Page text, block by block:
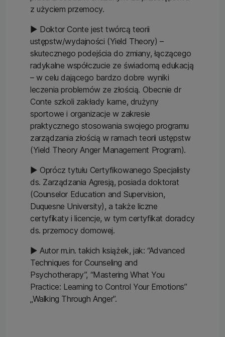
z użyciem przemocy.
▶ Doktor Conte jest twórcą teorii
ustępstw/wydajności (Yield Theory) –
skutecznego podejścia do zmiany, łączącego
radykalne współczucie ze świadomą edukacją
– w celu dającego bardzo dobre wyniki
leczenia problemów ze złością. Obecnie dr
Conte szkoli zakłady karne, drużyny
sportowe i organizacje w zakresie
praktycznego stosowania swojego programu
zarządzania złością w ramach teorii ustępstw
(Yield Theory Anger Management Program).
▶ Oprócz tytułu Certyfikowanego Specjalisty
ds. Zarządzania Agresją, posiada doktorat
(Counselor Education and Supervision,
Duquesne University), a także liczne
certyfikaty i licencje, w tym certyfikat doradcy
ds. przemocy domowej.
▶ Autor m.in. takich książek, jak: “Advanced
Techniques for Counseling and
Psychotherapy”, “Mastering What You
Practice: Learning to Control Your Emotions”
„Walking Through Anger”.